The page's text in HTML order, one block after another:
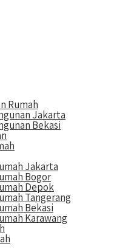
Rumah
Jakarta
Bekasi
Jakarta
Bogor
Depok
Tangerang
Bekasi
Karawang